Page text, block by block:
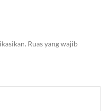
Ruas yang wajib